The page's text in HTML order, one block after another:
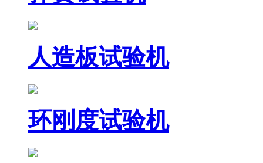
人造板试验机
环刚度试验机